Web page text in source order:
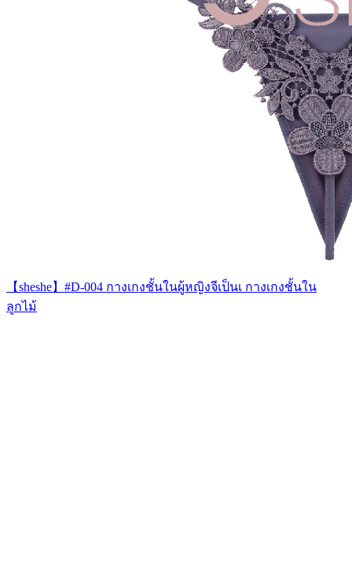
【sheshe】#D-004 กางเกงชั้นในผู้หญิงจีเป็นเ กางเกงชั้นใน
ลูกไม้